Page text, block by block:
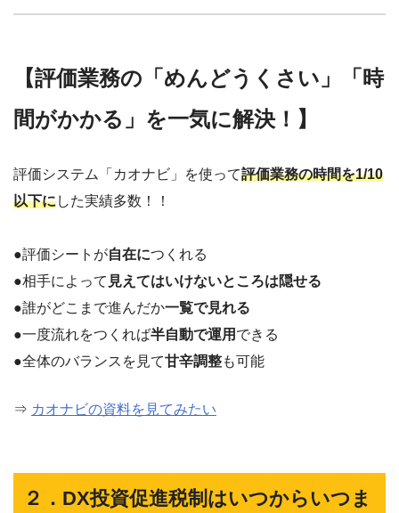
【評価業務の「めんどうくさい」「時
間がかかる」を一気に解決！】
評価システム「カオナビ」を使って評価業務の時間を1/10
以下にした実績多数！！
●評価シートが自在につくれる
●相手によって 見えてはいけないところは隠せる
●誰がどこまで進んだか一覧で見れる
●一度流れをつくれば半自動で運用 できる
●全体のバランスを見て甘辛調整も可能
⇒ カオナビの資料を見てみたい
２．DX投資促進税制はいつからいつま